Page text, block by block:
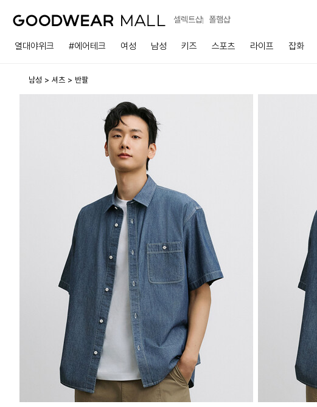
셀렉트샵 폴햄샵
열대야위크 #에어테크 여성 남성 키즈 스포츠 라이프 잡화
남성 셔츠 반팔